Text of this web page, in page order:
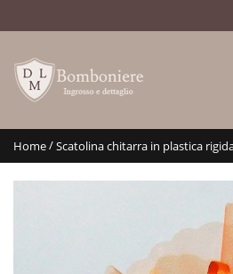
Home/Scatolina chitarra in plastica